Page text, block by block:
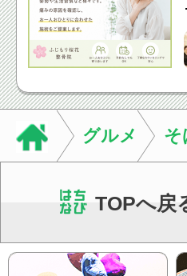
グルメ そ
TOPへ戻